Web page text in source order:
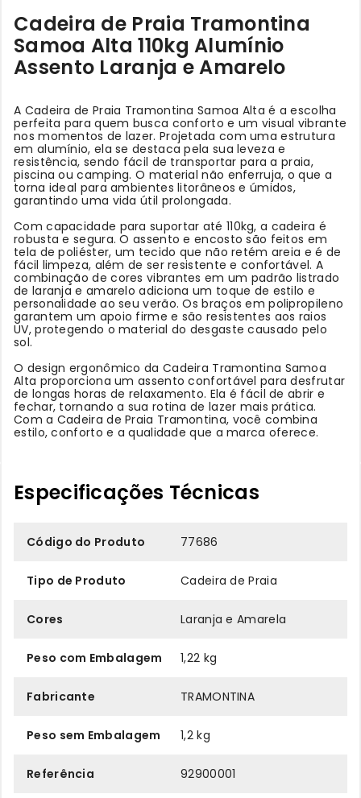
Cadeira de Praia Tramontina
Samoa Alta 110kg Alumínio
Assento Laranja e Amarelo
A Cadeira de Praia Tramontina Samoa Alta é a escolha
perfeita para quem busca conforto e um visual vibrante
nos momentos de lazer. Projetada com uma estrutura
em alumínio, ela se destaca pela sua leveza e
resistência, sendo fácil de transportar para a praia,
piscina ou camping. O material não enferruja, o que a
torna ideal para ambientes litorâneos e úmidos,
garantindo uma vida útil prolongada.
Com capacidade para suportar até 110kg, a cadeira é
robusta e segura. O assento e encosto são feitos em
tela de poliéster, um tecido que não retém areia e é de
fácil limpeza, além de ser resistente e confortável. A
combinação de cores vibrantes em um padrão listrado
de laranja e amarelo adiciona um toque de estilo e
personalidade ao seu verão. Os braços em polipropileno
garantem um apoio firme e são resistentes aos raios
UV, protegendo o material do desgaste causado pelo
sol.
O design ergonômico da Cadeira Tramontina Samoa
Alta proporciona um assento confortável para desfrutar
de longas horas de relaxamento. Ela é fácil de abrir e
fechar, tornando a sua rotina de lazer mais prática.
Com a Cadeira de Praia Tramontina, você combina
estilo, conforto e a qualidade que a marca oferece.
Especificações Técnicas
Código do Produto 77686
Tipo de Produto Cadeira de Praia
Cores Laranja e Amarela
Peso com Embalagem 1,22 kg
Fabricante TRAMONTINA
Peso sem Embalagem 1,2 kg
Referência 92900001